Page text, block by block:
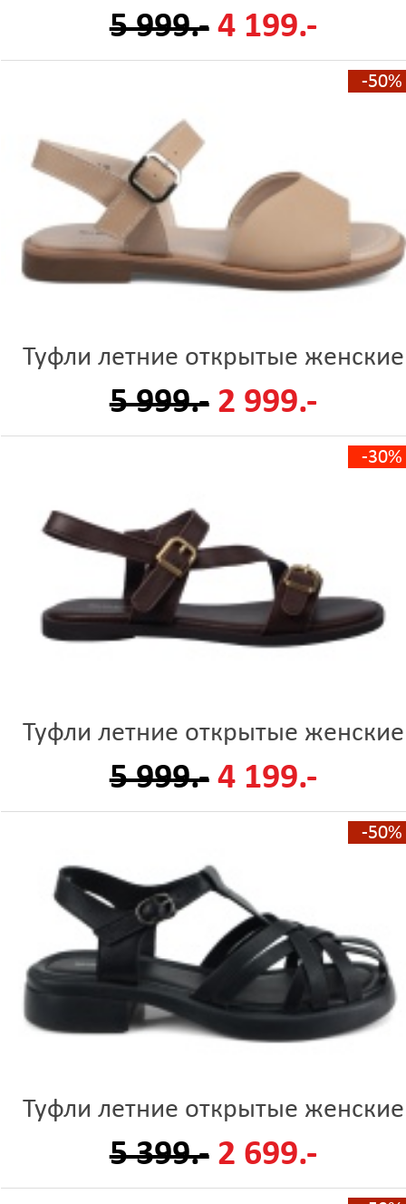
5 999.- 4 199.-
-50%
Туфли летние открытые женские
5 999.- 2 999.-
-30%
Туфли летние открытые женские
5 999.- 4 199.-
-50%
Туфли летние открытые женские
5 399.- 2 699.-